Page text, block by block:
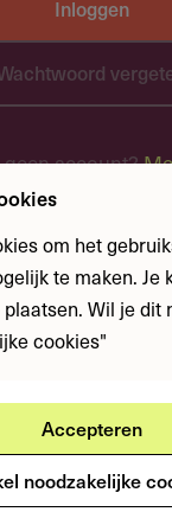
Inloggen
account?
om het
te maken. Je
Wil je dit
cookies"
Accepteren
noodzakelijke